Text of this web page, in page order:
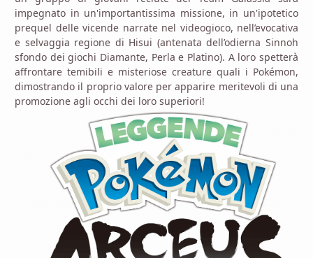
impegnato in un'importantissima missione, in un'ipotetico
prequel delle vicende narrate nel videogioco, nell’evocativa
e selvaggia regione di Hisui (antenata dell’odierna Sinnoh
sfondo dei giochi Diamante, Perla e Platino). A loro spetterà
affrontare temibili e misteriose creature quali i Pokémon,
dimostrando il proprio valore per apparire meritevoli di una
promozione agli occhi dei loro superiori!